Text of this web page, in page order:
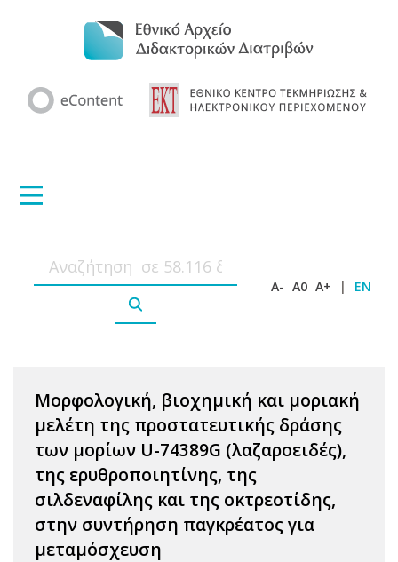
A- A0 A+ | EN
Μορφολογική, βιοχημική και μοριακή
μελέτη της προστατευτικής δράσης
των μορίων U-74389G (λαζαροειδές),
της ερυθροποιητίνης, της
σιλδεναφίλης και της οκτρεοτίδης,
στην συντήρηση παγκρέατος για
μεταμόσχευση